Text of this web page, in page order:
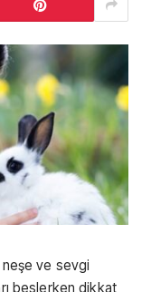
neşe ve sevgi
beslerken dikkat